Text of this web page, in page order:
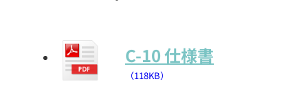
C-10 仕様書
（118KB）